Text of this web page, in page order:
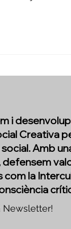
i
Creativa
Amb
defensem
com la
Newsletter!